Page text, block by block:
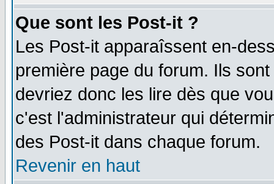
Que sont les Post-it ?
Les Post-it apparaîssent en-
première page du forum. Ils
devriez donc les lire dès que
c'est l'administrateur qui
des Post-it dans chaque forum.
Revenir en haut